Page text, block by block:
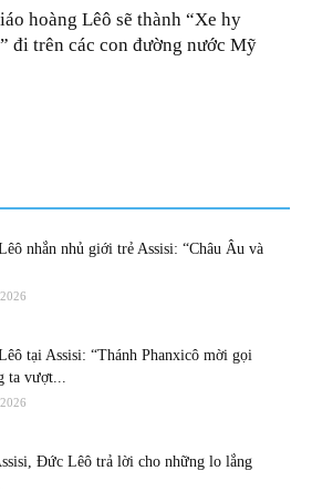
hoàng Lêô sẽ thành “Xe hy
đi trên các con đường nước Mỹ
nhắn nhủ giới trẻ Assisi: “Châu Âu và
tại Assisi: “Thánh Phanxicô mời gọi
ta vượt...
Đức Lêô trả lời cho những lo lắng